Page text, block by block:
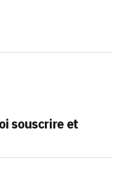
souscrire et